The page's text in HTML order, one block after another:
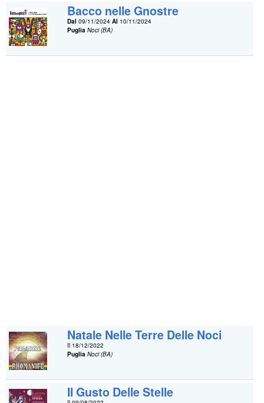
Bacco nelle Gnostre
Dal 09/11/2024Al 10/11/2024
Puglia Noci (BA)
Natale Nelle Terre Delle Noci
Il 18/12/2022
Puglia Noci (BA)
Il Gusto Delle Stelle